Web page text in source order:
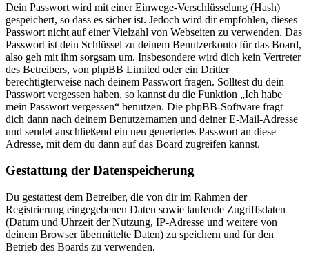
Dein Passwort wird mit einer Einwege-Verschlüsselung (Hash)
gespeichert, so dass es sicher ist. Jedoch wird dir empfohlen, dieses
Passwort nicht auf einer Vielzahl von Webseiten zu verwenden. Das
Passwort ist dein Schlüssel zu deinem Benutzerkonto für das Board,
also geh mit ihm sorgsam um. Insbesondere wird dich kein Vertreter
des Betreibers, von phpBB Limited oder ein Dritter
berechtigterweise nach deinem Passwort fragen. Solltest du dein
Passwort vergessen haben, so kannst du die Funktion „Ich habe
mein Passwort vergessen“ benutzen. Die phpBB-Software fragt
dich dann nach deinem Benutzernamen und deiner E-Mail-Adresse
und sendet anschließend ein neu generiertes Passwort an diese
Adresse, mit dem du dann auf das Board zugreifen kannst.
Gestattung der Datenspeicherung
Du gestattest dem Betreiber, die von dir im Rahmen der
Registrierung eingegebenen Daten sowie laufende Zugriffsdaten
(Datum und Uhrzeit der Nutzung, IP-Adresse und weitere von
deinem Browser übermittelte Daten) zu speichern und für den
Betrieb des Boards zu verwenden.